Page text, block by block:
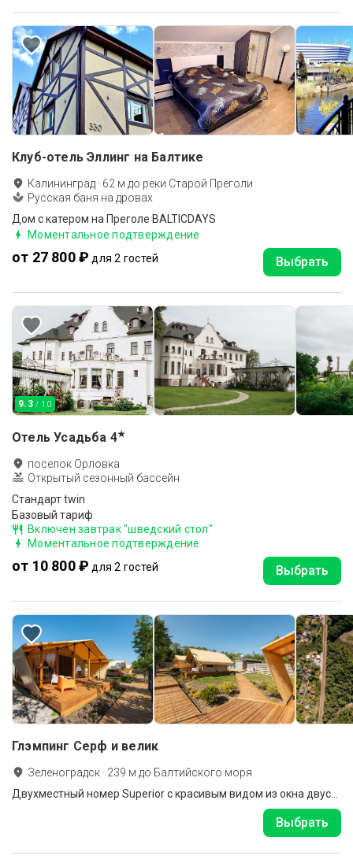
Клуб-отель Эллинг на Балтике
Калининград · 62 м до реки Старой Преголи
Русская баня на дровах
Дом с катером на Преголе BALTICDAYS
Моментальное подтверждение
от 27 800 ₽ для 2 гостей Выбрать
9.3 / 10
Отель Усадьба 4★
поселок Орловка
Открытый сезонный бассейн
Стандарт twin
Базовый тариф
Включен завтрак "шведский стол"
Моментальное подтверждение
от 10 800 ₽ для 2 гостей Выбрать
Глэмпинг Серф и велик
Зеленоградск · 239 м до Балтийского моря
Выбрать